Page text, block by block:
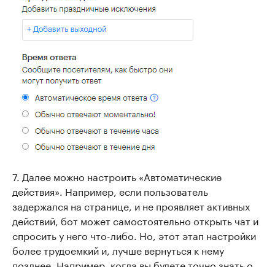
7. Далее можно настроить «Автоматические
действия». Например, если пользователь
задержался на странице, и не проявляет активных
действий, бот может самостоятельно открыть чат и
спросить у него что-либо. Но, этот этап настройки
более трудоемкий и, лучше вернуться к нему